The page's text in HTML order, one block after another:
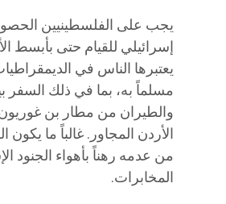
يجب على الفلسطينيين
إسرائيلي للقيام حتى بأبسط
يعتبرها الناس في
مسلماً به، بما في ذلك السفر
والطيران من مطار بن
الأردن المجاور. غالباً ما يكون
من عدمه رهناً بأهواء الجنود
المخابرات.